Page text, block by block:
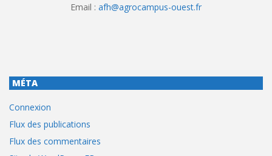
Email : afh@agrocampus-ouest.fr
MÉTA
Connexion
Flux des publications
Flux des commentaires